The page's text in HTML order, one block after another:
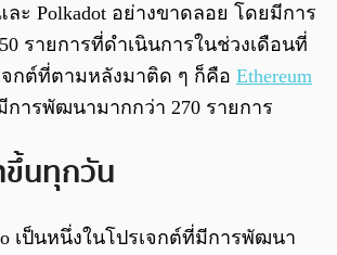
ละ Polkadot อย่างขาดลอย โดยมีการ
รายการที่ดำเนินการในช่วงเดือนที่
จกต์ที่ตามหลังมาติด ๆ ก็คือ Ethereum
การพัฒนามากกว่า 270 รายการ
ขึ้นทุกวัน
เป็นหนึ่งในโปรเจกต์ที่มีการพัฒนา